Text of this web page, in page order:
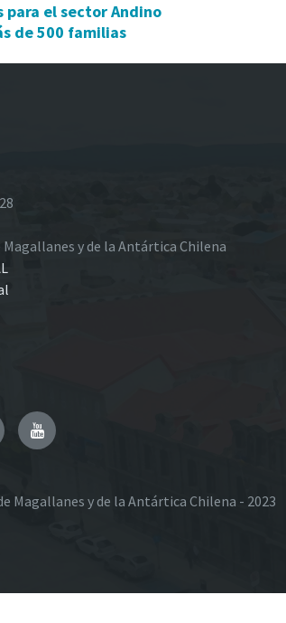
para el sector Andino
de 500 familias
y de la Antártica Chilena
YouTube
Magallanes y de la Antártica Chilena - 2023